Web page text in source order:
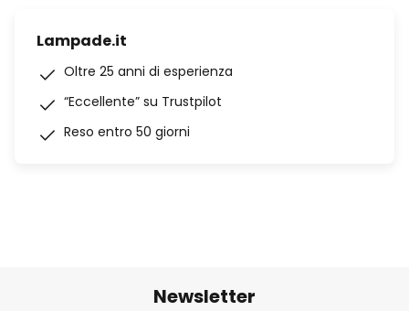
Lampade.it
Oltre 25 anni di esperienza
“Eccellente” su Trustpilot
Reso entro 50 giorni
Newsletter